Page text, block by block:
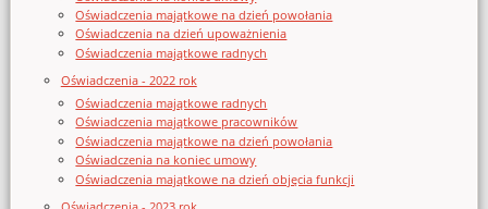
Oświadczenia majątkowe na dzień powołania
Oświadczenia na dzień upoważnienia
Oświadczenia majątkowe radnych
Oświadczenia - 2022 rok
Oświadczenia majątkowe radnych
Oświadczenia majątkowe pracowników
Oświadczenia majątkowe na dzień powołania
Oświadczenia na koniec umowy
Oświadczenia majątkowe na dzień objęcia funkcji